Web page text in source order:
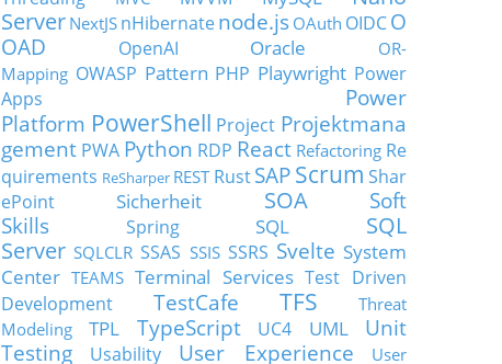
Server NextJS nHibernatenode.js OAuth OIDCO
OAD
OpenAI Oracle
OR-
Mapping OWASP Pattern PHP Playwright Power
Apps
Power
Platform PowerShell Project Projektmana
gement PWA Python RDP React Refactoring Re
quirements ReSharper REST Rust SAP Scrum Shar
ePoint
Sicherheit SOA
Soft
Skills
Spring SQL
SQL
Server SQLCLR SSAS SSIS SSRS Svelte System
Center TEAMS Terminal Services Test Driven
Development
TestCafe TFS
Threat
Modeling
TPL TypeScript UC4 UML
Unit
Testing
Usability User Experience
User